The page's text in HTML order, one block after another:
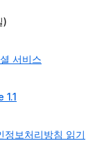
)
서비스
정보처리방침 읽기